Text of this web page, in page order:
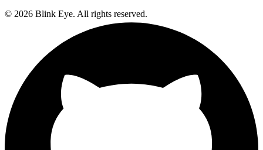
© 2026 Blink Eye. All rights reserved.